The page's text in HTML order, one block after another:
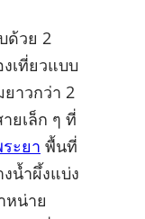
ด้วย 2
เที่ยวแบบ
าวกว่า 2
ยเล็ก ๆ ที่
ะยา พื้นที่
น้ำผึ้งแบ่ง
หน่าย